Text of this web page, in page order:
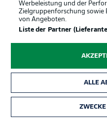
Werbeleistung und der
Zielgruppenforschung sowie
von Angeboten.
Liste der Partner
ALLE